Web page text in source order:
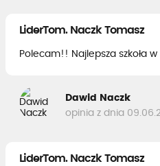
LiderTom. Naczk Tomasz
Polecam!! Najlepsza szkoła w
Dawid Naczk
opinia z dnia
LiderTom. Naczk Tomasz